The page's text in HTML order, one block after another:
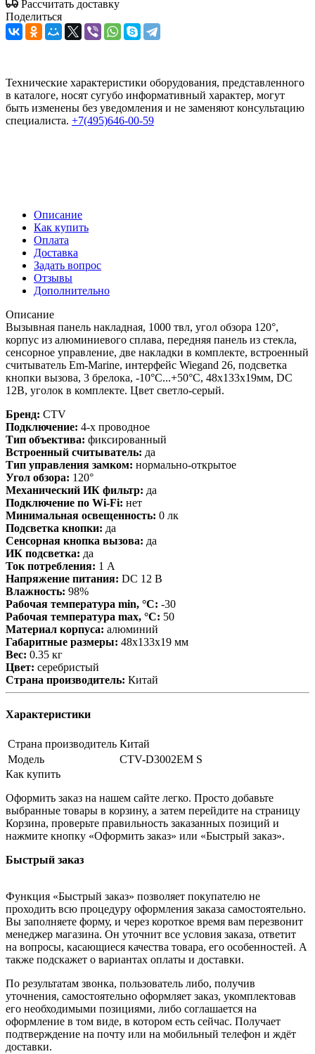
Рассчитать доставку
Поделиться
Технические характеристики оборудования, представленного
в каталоге, носят сугубо информативный характер, могут
быть изменены без уведомления и не заменяют консультацию
специалиста. +7(495)646-00-59
Описание
Как купить
Оплата
Доставка
Задать вопрос
Отзывы
Дополнительно
Описание
Вызывная панель накладная, 1000 твл, угол обзора 120°,
корпус из алюминиевого сплава, передняя панель из стекла,
сенсорное управление, две накладки в комплекте, встроенный
считыватель Em-Marine, интерфейс Wiegand 26, подсветка
кнопки вызова, 3 брелока, -10°C...+50°C, 48х133х19мм, DC
12В, уголок в комплекте. Цвет светло-серый.
Бренд: CTV
Подключение: 4-х проводное
Тип объектива: фиксированный
Встроенный считыватель: да
Тип управления замком: нормально-открытое
Угол обзора: 120°
Механический ИК фильтр: да
Подключение по Wi-Fi: нет
Минимальная освещенность: 0 лк
Подсветка кнопки: да
Сенсорная кнопка вызова: да
ИК подсветка: да
Ток потребления: 1 А
Напряжение питания: DC 12 В
Влажность: 98%
Рабочая температура min, °С: -30
Рабочая температура max, °С: 50
Материал корпуса: алюминий
Габаритные размеры: 48х133х19 мм
Вес: 0.35 кг
Цвет: серебристый
Страна производитель: Китай
Характеристики
Страна производитель Китай
Модель
CTV-D3002EM S
Как купить
Оформить заказ на нашем сайте легко. Просто добавьте
выбранные товары в корзину, а затем перейдите на страницу
Корзина, проверьте правильность заказанных позиций и
нажмите кнопку «Оформить заказ» или «Быстрый заказ».
Быстрый заказ
Функция «Быстрый заказ» позволяет покупателю не
проходить всю процедуру оформления заказа самостоятельно.
Вы заполняете форму, и через короткое время вам перезвонит
менеджер магазина. Он уточнит все условия заказа, ответит
на вопросы, касающиеся качества товара, его особенностей. А
также подскажет о вариантах оплаты и доставки.
По результатам звонка, пользователь либо, получив
уточнения, самостоятельно оформляет заказ, укомплектовав
его необходимыми позициями, либо соглашается на
оформление в том виде, в котором есть сейчас. Получает
подтверждение на почту или на мобильный телефон и ждёт
доставки.